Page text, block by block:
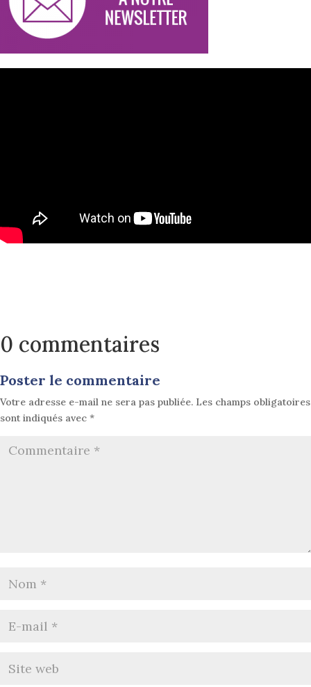
0 commentaires
Poster le commentaire
Votre adresse e-mail ne sera pas publiée. Les champs obligatoires
sont indiqués avec *